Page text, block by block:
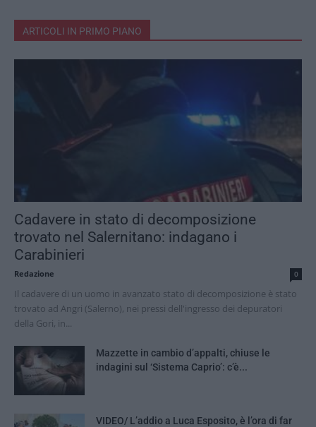
ARTICOLI IN PRIMO PIANO
Cadavere in stato di decomposizione
trovato nel Salernitano: indagano i
Carabinieri
Redazione 0
Il cadavere di un uomo in avanzato stato di decomposizione è stato
trovato ad Angri (Salerno), nei pressi dell'ingresso dei depuratori
della Gori, in...
Mazzette in cambio d’appalti, chiuse le
indagini sul ‘Sistema Caprio’: c’è...
VIDEO/ L’addio a Luca Esposito, è l’ora di far